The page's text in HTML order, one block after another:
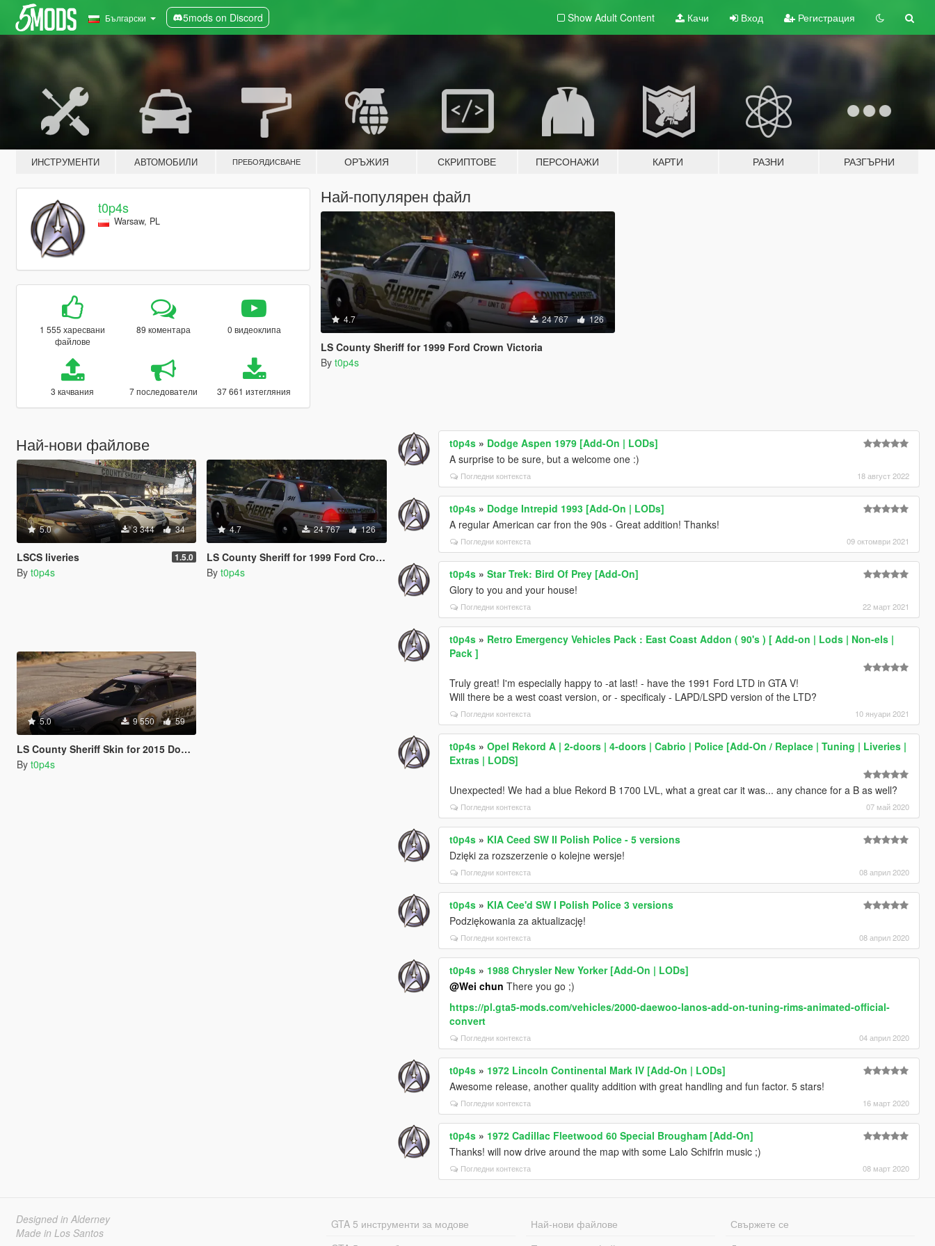
Български 5mods on Discord Show Adult Content Качи Вход Регистрация
ИНСТРУМЕНТИ АВТОМОБИЛИ ПРЕБОЯДИСВАНЕ ОРЪЖИЯ СКРИПТОВЕ ПЕРСОНАЖИ КАРТИ РАЗНИ РАЗГЪРНИ
t0p4s
Warsaw, PL
1 555 харесвани
файлове
89 коментара 0 видеоклипа
3 качвания 7 последователи 37 661 изтегляния
Най-популярен файл
4.7 24 767 126
LS County Sheriff for 1999 Ford Crown Victoria
By t0p4s
Най-нови файлове
5.0 3 344 34
LSCS liveries 1.5.0
By t0p4s
4.7 24 767 126
LS County Sheriff for 1999 Ford Crown Victoria
By t0p4s
5.0 9 550 59
LS County Sheriff Skin for 2015 Dodge Charger RT
By t0p4s
t0p4s » Dodge Aspen 1979 [Add-On | LODs]
A surprise to be sure, but a welcome one :)
Погледни контекста 18 август 2022
t0p4s » Dodge Intrepid 1993 [Add-On | LODs]
A regular American car fron the 90s - Great addition! Thanks!
Погледни контекста 09 октомври 2021
t0p4s »Star Trek: Bird Of Prey [Add-On]
Glory to you and your house!
Погледни контекста 22 март 2021
t0p4s » Retro Emergency Vehicles Pack : East Coast Addon ( 90's ) [ Add-on | Lods | Non-els |
Pack ]
Truly great! I'm especially happy to -at last! - have the 1991 Ford LTD in GTA V!
Will there be a west coast version, or - specificaly - LAPD/LSPD version of the LTD?
Погледни контекста 10 януари 2021
t0p4s »Opel Rekord A | 2-doors | 4-doors | Cabrio | Police [Add-On / Replace | Tuning | Liveries |
Extras | LODS]
Unexpected! We had a blue Rekord B 1700 LVL, what a great car it was... any chance for a B as well?
Погледни контекста 07 май 2020
t0p4s » KIA Ceed SW II Polish Police - 5 versions
Dzięki za rozszerzenie o kolejne wersje!
Погледни контекста 08 април 2020
t0p4s » KIA Cee'd SW I Polish Police 3 versions
Podziękowania za aktualizację!
Погледни контекста 08 април 2020
t0p4s » 1988 Chrysler New Yorker [Add-On | LODs]
@Wei chun There you go ;)
https://pl.gta5-mods.com/vehicles/2000-daewoo-lanos-add-on-tuning-rims-animated-official-
convert
Погледни контекста 04 април 2020
t0p4s » 1972 Lincoln Continental Mark IV [Add-On | LODs]
Awesome release, another quality addition with great handling and fun factor. 5 stars!
Погледни контекста 16 март 2020
t0p4s » 1972 Cadillac Fleetwood 60 Special Brougham [Add-On]
Thanks! will now drive around the map with some Lalo Schifrin music ;)
Погледни контекста 08 март 2020
Designed in Alderney
Made in Los Santos
GTA 5 инструменти за модове
Най-нови файлове
Свържете се